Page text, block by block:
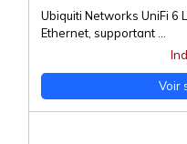
Ubiquiti Networks UniFi 6
Ethernet, supportant ...
Voir